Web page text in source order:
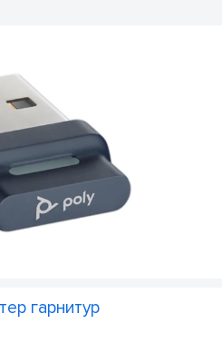
гарнитур